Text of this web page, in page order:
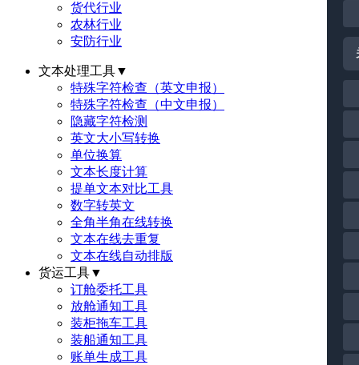
货代行业
农林行业
安防行业
文本处理工具▼
特殊字符检查（英文申报）
特殊字符检查（中文申报）
隐藏字符检测
英文大小写转换
单位换算
文本长度计算
提单文本对比工具
数字转英文
全角半角在线转换
文本在线去重复
文本在线自动排版
货运工具▼
订舱委托工具
放舱通知工具
装柜拖车工具
装船通知工具
账单生成工具